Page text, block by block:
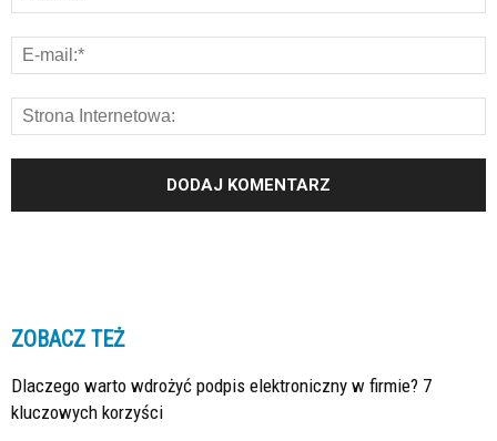
ZOBACZ TEŻ
Dlaczego warto wdrożyć podpis elektroniczny w firmie? 7
kluczowych korzyści